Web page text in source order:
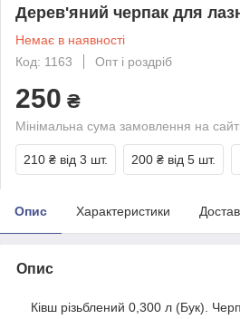
Дерев'яний черпак для
Немає в наявності
Код: 1163
Опт і роздріб
250 ₴
Мінімальна сума замовлення на
210 ₴ від 3 шт. 200 ₴ від 5 шт.
Опис Характеристики
Опис
Ківш різьблений 0,300 л (Бук).